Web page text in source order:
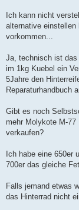
Ich kann nicht
alternative einstellen
vorkommen...
Ja, technisch ist
im 1kg Kuebel ein
5Jahre den
Reparaturhandbuch
Gibt es noch
mehr Molykote M-
verkaufen?
Ich habe eine 650er
700er das gleiche
Falls jemand etwas
das Hinterrad nicht